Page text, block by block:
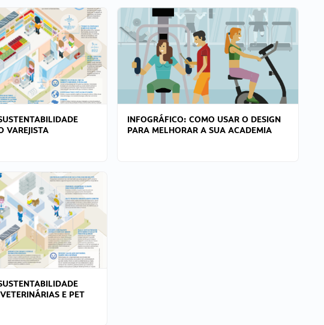
VAREJISTA
INFOGRÁFICO: COMO USAR O DESIGN
PARA MELHORAR A SUA ACADEMIA
E PET